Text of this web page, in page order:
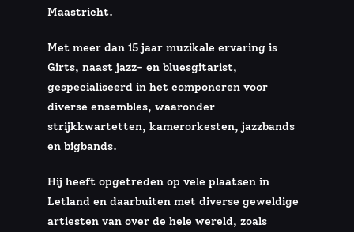
Maastricht.
Met meer dan 15 jaar muzikale ervaring is
Girts, naast jazz- en bluesgitarist,
gespecialiseerd in het componeren voor
diverse ensembles, waaronder
strijkkwartetten, kamerorkesten, jazzbands
en bigbands.
Hij heeft opgetreden op vele plaatsen in
Letland en daarbuiten met diverse geweldige
artiesten van over de hele wereld, zoals